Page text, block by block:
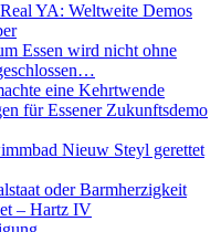
YA: Weltweite Demos
Essen wird nicht ohne
eine Kehrtwende
für Essener Zukunftsdemo
Nieuw Steyl gerettet
oder Barmherzigkeit
– Hartz IV